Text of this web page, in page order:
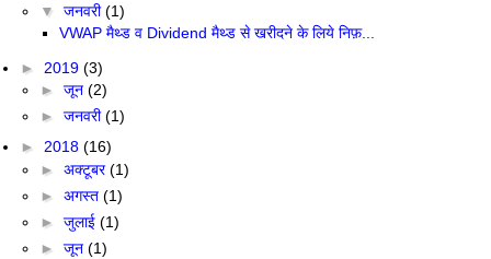
▼ जनवरी(1)
VWAP मैथ्ड व Dividend मैथ्ड से खरीदने के लिये निफ़...
► 2019 (3)
► जून (2)
► जनवरी(1)
► 2018 (16)
► अक्टूबर(1)
► अगस्त (1)
► जुलाई (1)
► जून (1)